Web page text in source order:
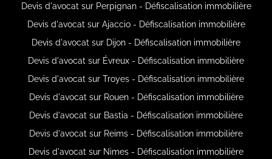
Devis d'avocat sur Perpignan - Défiscalisation immobilière
Devis d'avocat sur Ajaccio - Défiscalisation immobilière
Devis d'avocat sur Dijon - Défiscalisation immobilière
Devis d'avocat sur Évreux - Défiscalisation immobilière
Devis d'avocat sur Troyes - Défiscalisation immobilière
Devis d'avocat sur Rouen - Défiscalisation immobilière
Devis d'avocat sur Bastia - Défiscalisation immobilière
Devis d'avocat sur Reims - Défiscalisation immobilière
Devis d'avocat sur Nimes - Défiscalisation immobilière